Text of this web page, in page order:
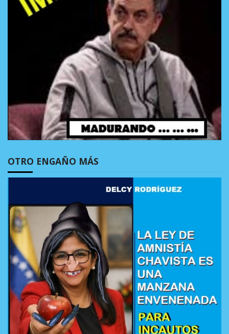
OTRO ENGAÑO MÁS